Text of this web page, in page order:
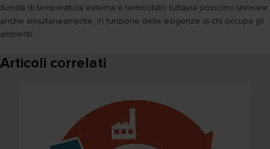
Sonda di temperatura esterna e termostato tuttavia possono lavorare
anche simultaneamente, in funzione delle esigenze di chi occupa gli
ambienti.
Articoli correlati